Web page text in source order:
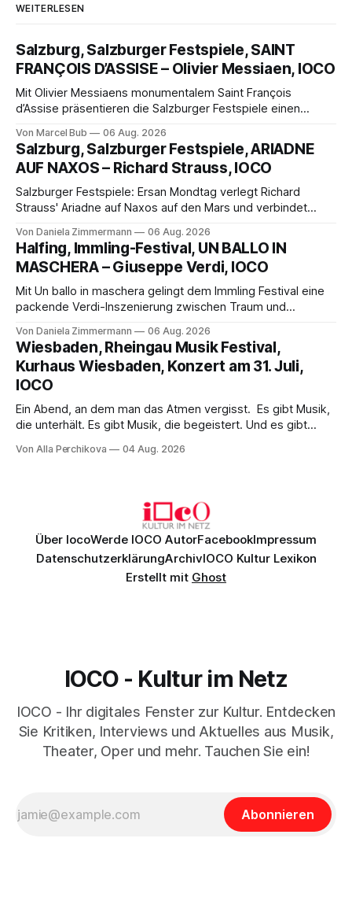
WEITERLESEN
Salzburg, Salzburger Festspiele, SAINT
FRANÇOIS D’ASSISE – Olivier Messiaen, IOCO
Mit Olivier Messiaens monumentalem Saint François
d’Assise präsentieren die Salzburger Festspiele einen
eine bildgewaltige Inszenierung, Maxime Pascal entfaltet
die komplexe Partitur eindrucksvoll, Philippe Sly berührt als
Franziskus.
Von Marcel Bub 06 Aug. 2026
Salzburg, Salzburger Festspiele, ARIADNE
AUF NAXOS – Richard Strauss, IOCO
Salzburger Festspiele: Ersan Mondtag verlegt Richard
Strauss' Ariadne auf Naxos auf den Mars und verbindet
Aufführung mit starken Solisten und den Wiener
Philharmonikern, szenisch bleibt der zweite Akt jedoch
hinter den Erwartungen zurück.
Von Daniela Zimmermann 06 Aug. 2026
Halfing, Immling-Festival, UN BALLO IN
MASCHERA – Giuseppe Verdi, IOCO
Mit Un ballo in maschera gelingt dem Immling Festival eine
packende Verdi-Inszenierung zwischen Traum und
psychologische Tiefe mit starken Bildern, getragen von
einem spielfreudigen Ensemble und einer musikalisch
überzeugenden Gesamtleistung.
Von Daniela Zimmermann 06 Aug. 2026
Wiesbaden, Rheingau Musik Festival,
Kurhaus Wiesbaden, Konzert am 31. Juli,
IOCO
Ein Abend, an dem man das Atmen vergisst. Es gibt Musik,
die unterhält. Es gibt Musik, die begeistert. Und es gibt
Genau so war der Abend im Kurhaus Wiesbaden, an dem
Von Alla Perchikova 04 Aug. 2026
Über IocoWerde IOCO AutorFacebookImpressum
DatenschutzerklärungArchivIOCO Kultur Lexikon
Erstellt mit Ghost
IOCO - Kultur im Netz
IOCO - Ihr digitales Fenster zur Kultur. Entdecken
Sie Kritiken, Interviews und Aktuelles aus Musik,
Theater, Oper und mehr. Tauchen Sie ein!
Abonnieren